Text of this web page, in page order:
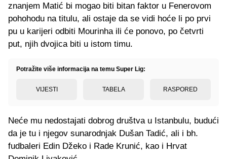
znanjem Matić bi mogao biti bitan faktor u Fenerovom
pohohodu na titulu, ali ostaje da se vidi hoće li po prvi
pu u karijeri odbiti Mourinha ili će ponovo, po četvrti
put, njih dvojica biti u istom timu.
Potražite više informacija na temu Super Lig:
VIJESTI TABELA RASPORED
Neće mu nedostajati dobrog društva u Istanbulu, budući
da je tu i njegov sunarodnjak Dušan Tadić, ali i bh.
fudbaleri Edin Džeko i Rade Krunić, kao i Hrvat